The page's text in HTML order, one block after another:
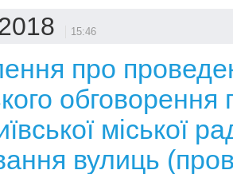
15:46
про
обговорення
міської
вулиць